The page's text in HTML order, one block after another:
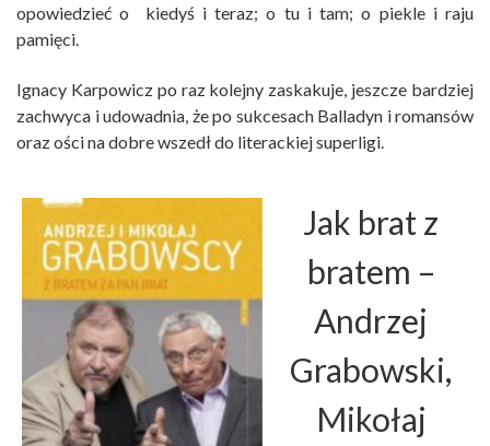
opowiedzieć o kiedyś i teraz; o tu i tam; o piekle i raju
pamięci.
Ignacy Karpowicz po raz kolejny zaskakuje, jeszcze bardziej
zachwyca i udowadnia, że po sukcesach Balladyn i romansów
oraz ości na dobre wszedł do literackiej superligi.
Jak brat z
bratem –
Andrzej
Grabowski,
Mikołaj